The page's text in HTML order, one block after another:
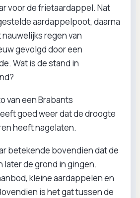
voor de frietaardappel. Nat
aardappelpoot, daarna
regen van
gevolgd door een
Wat is de stand in
van een Brabants
goed weer dat de droogte
heeft nagelaten.
betekende bovendien dat de
de grond in gingen.
kleine aardappelen en
is het gat tussen de